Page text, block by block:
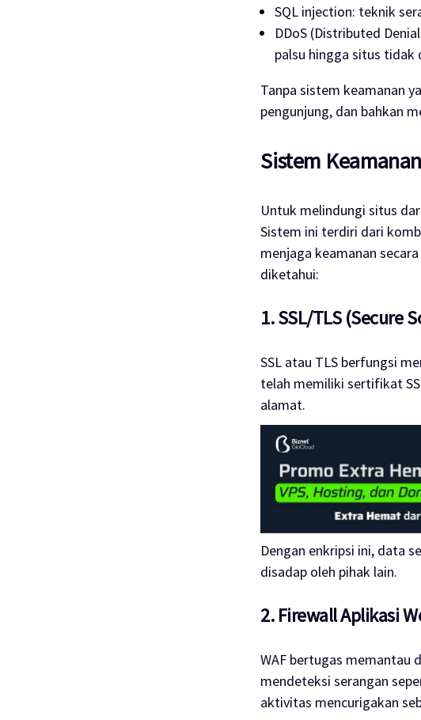
SQL injection: teknik
DDoS (Distributed
palsu hingga situs tidak
Tanpa sistem keamanan
pengunjung, dan bahkan
Sistem
Untuk melindungi situs
Sistem ini terdiri dari
menjaga keamanan
diketahui:
1. SSL/TLS (Secure
SSL atau TLS berfungsi
telah memiliki sertifikat
alamat.
Dengan enkripsi ini, data
disadap oleh pihak lain.
2. Firewall Aplikasi
WAF bertugas memantau
mendeteksi serangan
aktivitas mencurigakan